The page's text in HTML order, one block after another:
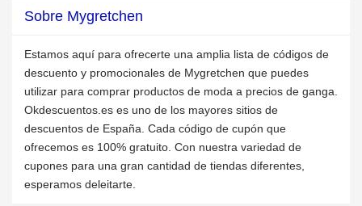
Sobre Mygretchen
Estamos aquí para ofrecerte una amplia lista de códigos de
descuento y promocionales de Mygretchen que puedes
utilizar para comprar productos de moda a precios de ganga.
Okdescuentos.es es uno de los mayores sitios de
descuentos de España. Cada código de cupón que
ofrecemos es 100% gratuito. Con nuestra variedad de
cupones para una gran cantidad de tiendas diferentes,
esperamos deleitarte.